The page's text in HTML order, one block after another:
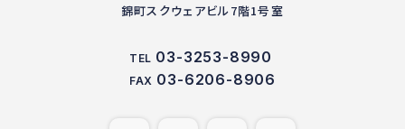
錦町スクウェアビル7階1号室
TEL 03-3253-8990
FAX 03-6206-8906